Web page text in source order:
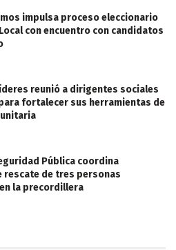
impulsa proceso eleccionario
con encuentro con candidatos
reunió a dirigentes sociales
fortalecer sus herramientas de
Pública coordina
rescate de tres personas
la precordillera